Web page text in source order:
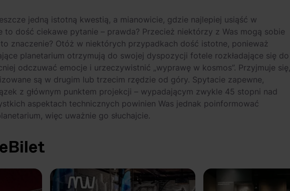
jedną istotną kwestią, a mianowicie, gdzie najlepiej usiąść w
to dość ciekawe pytanie – prawda? Przecież niektórzy z Was mogą sobie
znaczenie? Otóż w niektórych przypadkach dość istotne, ponieważ
planetarium otrzymują do swojej dyspozycji fotele rozkładające się do
odczuwać emocje i urzeczywistnić „wyprawę w kosmos”. Przyjmuje się,
są w drugim lub trzecim rzędzie od góry. Spytacie zapewne,
z głównym punktem projekcji – wypadającym zwykle 45 stopni nad
aspektach technicznych powinien Was jednak poinformować
więc uważnie go słuchajcie.